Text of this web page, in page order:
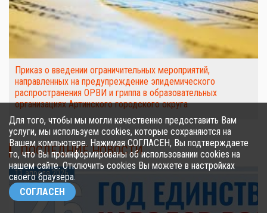
Приказ о введении ограничительных мероприятий,
направленных на предупреждение эпидемического
распространения ОРВИ и гриппа в образовательных
организациях Артинского городского округа
ПОСЛЕДНИЕ НОВОСТИ
11 апреля 2026
Для того, чтобы мы могли качественно предоставить Вам
услуги, мы используем cookies, которые сохраняются на
Вашем компьютере. Нажимая СОГЛАСЕН, Вы подтверждаете
то, что Вы проинформированы об использовании cookies на
нашем сайте. Отключить cookies Вы можете в настройках
своего браузера.
СОГЛАСЕН